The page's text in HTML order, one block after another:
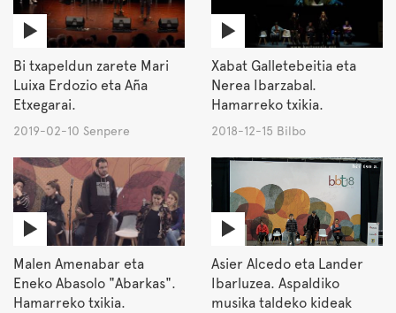
Bi txapeldun zarete Mari
Luixa Erdozio eta Aña
Etxegarai.
2019-02-10 Senpere
Xabat Galletebeitia eta
Nerea Ibarzabal.
Hamarreko txikia.
2018-12-15 Bilbo
Malen Amenabar eta
Eneko Abasolo "Abarkas".
Hamarreko txikia.
Asier Alcedo eta Lander
Ibarluzea. Aspaldiko
musika taldeko kideak